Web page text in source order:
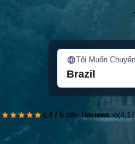
Tôi Muốn
Brazil
★★★★★4.4 / 5 trên Reviews.io